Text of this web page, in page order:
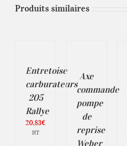
Produits similaires
Entretoise
carburateurs
205
Rallye
20,83€
HT
DÉTAILS
Axe
commande
pompe
de
reprise
Weber